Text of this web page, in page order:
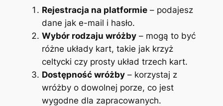
Rejestracja na platformie– podajesz
dane jak e-mail i hasło.
Wybór rodzaju wróżby– mogą to być
różne układy kart, takie jak krzyż
celtycki czy prosty układ trzech kart.
Dostępność wróżby– korzystaj z
wróżby o dowolnej porze, co jest
wygodne dla zapracowanych.